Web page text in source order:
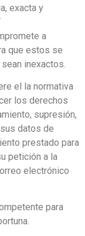
exacta y
a
que estos se
inexactos.
el la normativa
los derechos
supresión,
datos de
prestado para
petición a la
electrónico
para